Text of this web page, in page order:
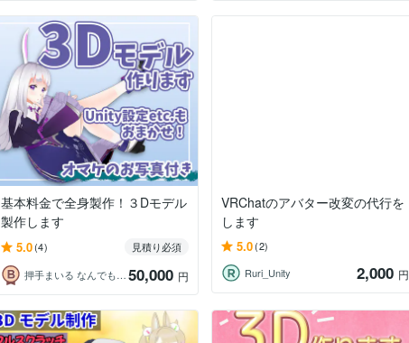
基本料金で全身製作！３Dモデル
製作します
5.0(4)
見積り必須
押手まいる なんでも技術屋Vtuber 50,000 円
VRChatのアバター改変の代行を
します
5.0(2)
Ruri_Unity
2,000 円